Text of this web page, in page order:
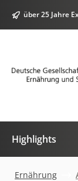
Zur
über 25 Jahre
Highlights
Ernährung